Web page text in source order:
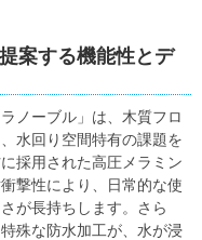
案する機能性とデ
ノーブル」は、木質フロ
水回り空間特有の課題を
採用された高圧メラミン
撃性により、日常的な使
が長持ちします。さら
殊な防水加工が、水が浸